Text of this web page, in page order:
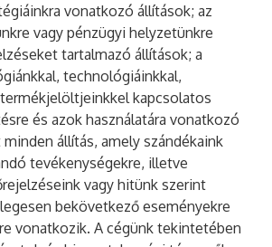
vonatkozó állítások; az
vagy pénzügyi helyzetünkre
tartalmazó állítások; a
technológiáinkkal,
kapcsolatos
és azok használatára vonatkozó
állítás, amely szándékaink
tevékenységekre, illetve
vagy hitünk szerint
bekövetkező eseményekre
vonatkozik. A cégünk tekintetében